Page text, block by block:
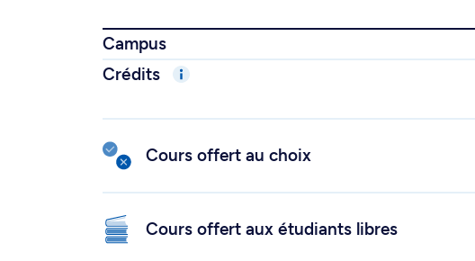
Campus
Crédits
Cours offert au choix
Cours offert aux étudiants libres